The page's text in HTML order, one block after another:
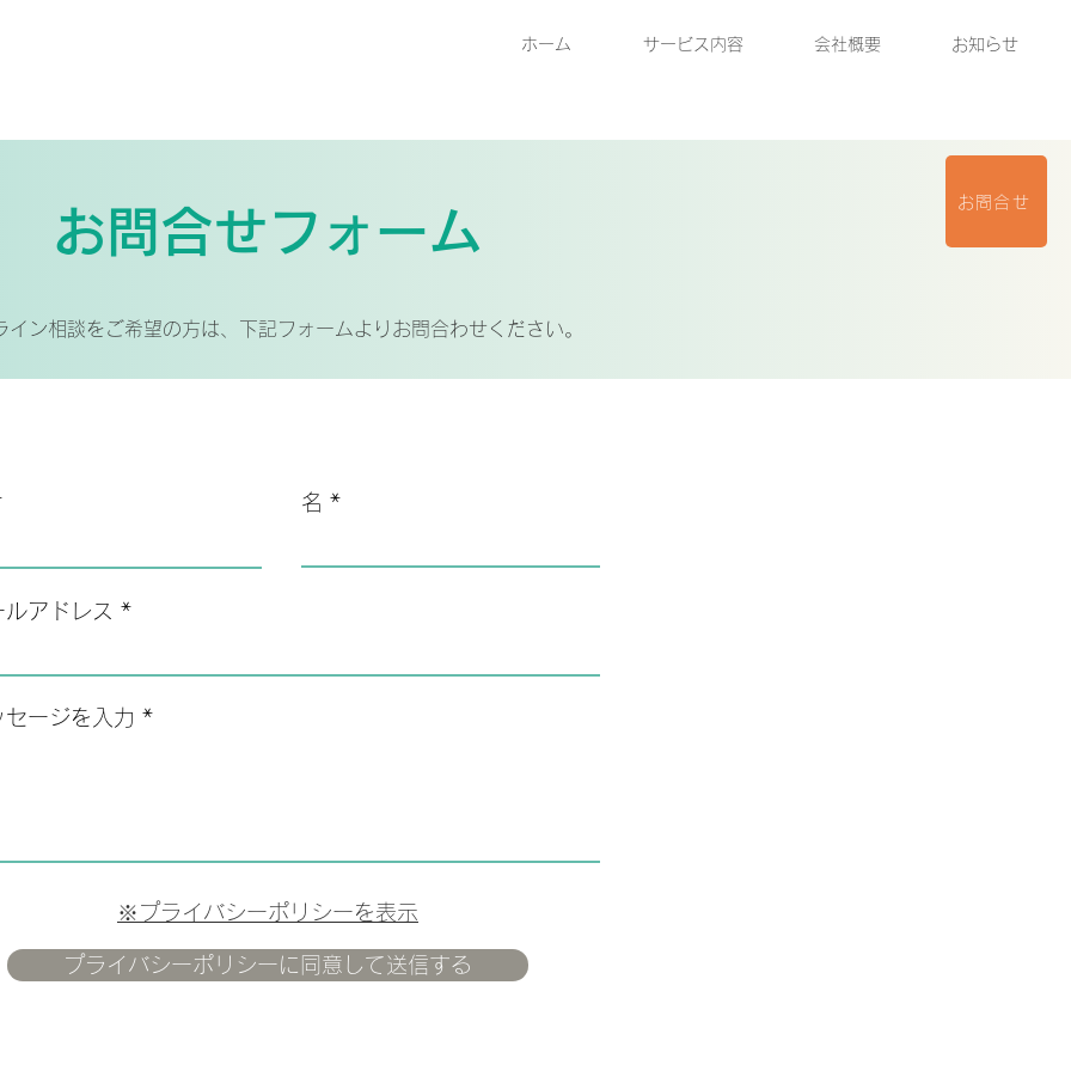
お問合せ
ホーム サービス内容 会社概要 お知らせ
お問合せフォーム
イン相談をご希望の方は、下記フォームよりお問合わせください。
名
ルアドレス
セージを入力
※​プライバシーポリシーを表示
プライバシーポリシーに同意して送信する